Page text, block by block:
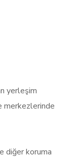
yerleşim
merkezlerinde
diğer koruma